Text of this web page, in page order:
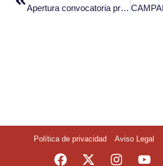
Apertura convocatoria programa «Tierra de Oportunidades 2024»
Política de privacidad Aviso Legal